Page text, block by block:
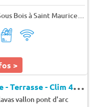
>
M
obil home - Terrasse - Clim 4 pers.
vallon pont d'arc